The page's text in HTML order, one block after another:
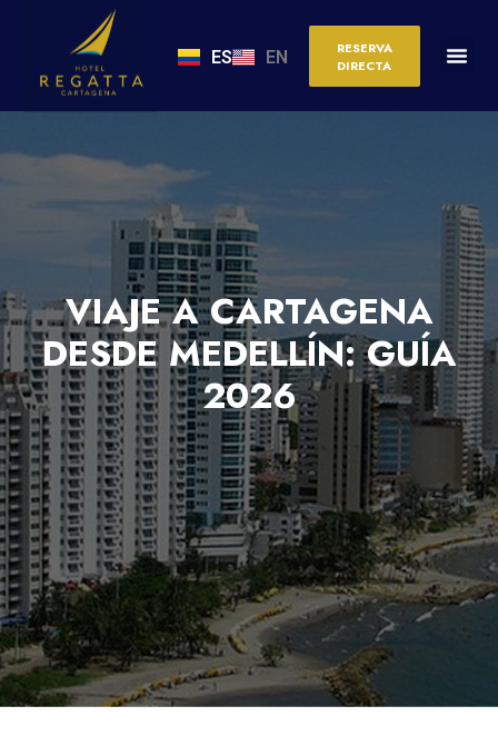
ES EN
RESERVA
DIRECTA
VIAJE A CARTAGENA
DESDE MEDELLÍN: GUÍA
2026